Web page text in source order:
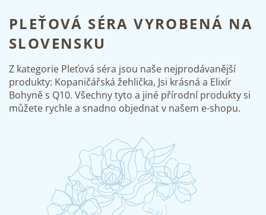
PLEŤOVÁ SÉRA VYROBENÁ NA
SLOVENSKU
Z kategorie Pleťová séra jsou naše nejprodávanější
produkty: Kopaničářská žehlička, Jsi krásná a Elixír
Bohyně s Q10. Všechny tyto a jiné přírodní produkty si
můžete rychle a snadno objednat v našem e-shopu.